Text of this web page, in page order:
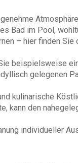
Bad im Pool,
– hier finden Sie
beispielsweise
gelegenen
kulinarische
kann den
individueller